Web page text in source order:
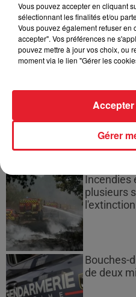
Cassie
Des
entre...
Incendies
plusieurs
Bouches-
de deux
Vous pouvez accepter en cliquant
sélectionnant les finalités et/ou
Vous pouvez également refuser en
accepter". Vos préférences ne
pouvez mettre à jour vos choix, ou
moment via le lien "Gérer les
Gérer